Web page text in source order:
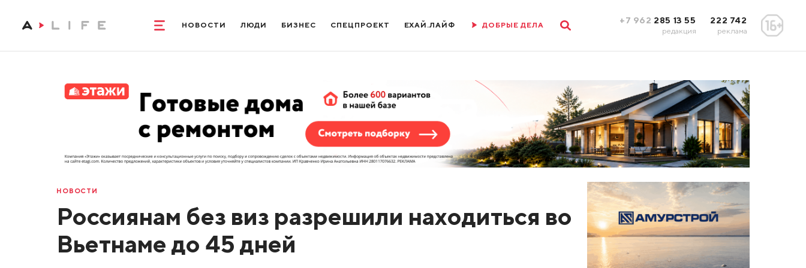
НОВОСТИ ЛЮДИ БИЗНЕС СПЕЦПРОЕКТ ЕХАЙ.ЛАЙФ ДОБРЫЕ ДЕЛА +7 962 285 13 55
редакция
222 742
реклама
НОВОСТИ
Россиянам без виз разрешили находиться во
Вьетнаме до 45 дней